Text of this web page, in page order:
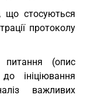
що стосуються
протоколу
питання (опис
ініціювання
важливих